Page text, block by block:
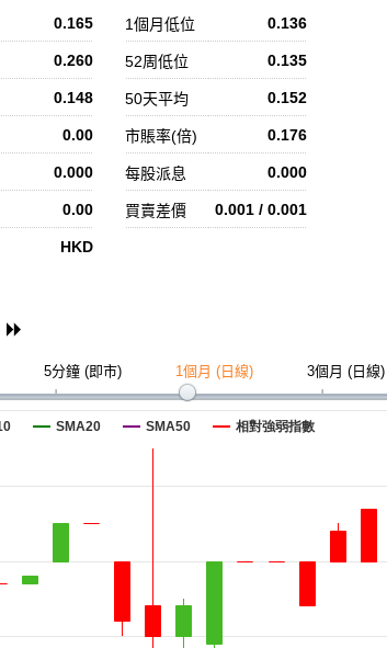
0.165 1個月低位 0.136
0.260 52周低位 0.135
0.148 50天平均 0.152
0.00 市賬率(倍) 0.176
0.000 每股派息 0.000
0.00 買賣差價 0.001 / 0.001
HKD
5分鐘 (即市) 1個月 (日線) 3個月 (日線)